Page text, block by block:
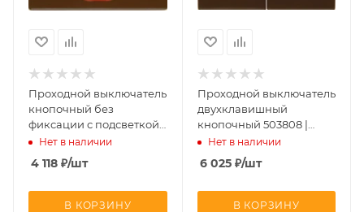
Проходной выключатель
кнопочный без
фиксации с подсветкой
5036 | 1675 | 14150001
Нет в наличии
4 118 ₽/шт
В КОРЗИНУ
Проходной выключатель
двухклавишный
кнопочный 503808 |
14350001 Berker
Нет в наличии
6 025₽/шт
В КОРЗИНУ